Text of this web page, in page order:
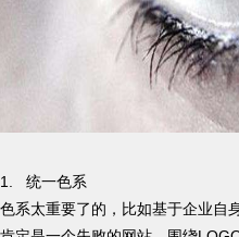
1. 统一色系
色系太重要了的，比如基于企业自